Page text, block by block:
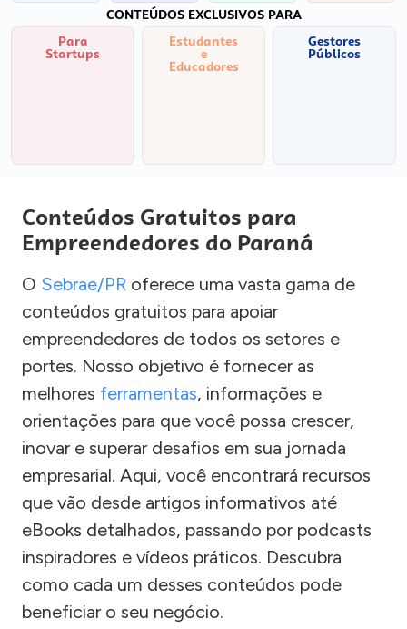
CONTEÚDOS EXCLUSIVOS PARA
Para
Startups
Estudantes
e
Educadores
Gestores
Públicos
Conteúdos Gratuitos para
Empreendedores do Paraná
O Sebrae/PR oferece uma vasta gama de
conteúdos gratuitos para apoiar
empreendedores de todos os setores e
portes. Nosso objetivo é fornecer as
melhores ferramentas, informações e
orientações para que você possa crescer,
inovar e superar desafios em sua jornada
empresarial. Aqui, você encontrará recursos
que vão desde artigos informativos até
eBooks detalhados, passando por podcasts
inspiradores e vídeos práticos. Descubra
como cada um desses conteúdos pode
beneficiar o seu negócio.